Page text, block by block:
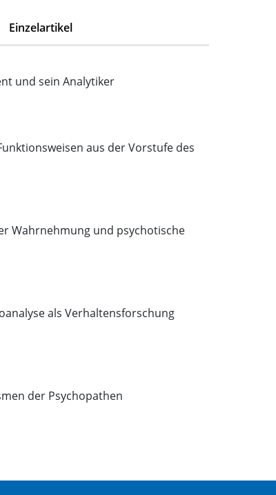
Einzelartikel
und sein Analytiker
aus der Vorstufe des
Wahrnehmung und psychotische
als Verhaltensforschung
der Psychopathen